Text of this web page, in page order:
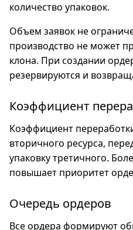
количество упаковок.
Объем заявок не
производство не может
клона. При создании
резервируются и
Коэффициент
Коэффициент
вторичного ресурса,
упаковку третичного.
повышает приоритет
Очередь ордеров
Все ордера формируют